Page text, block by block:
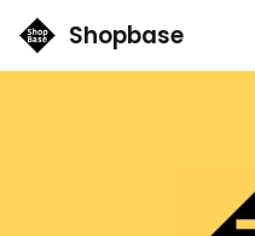
Shopbase